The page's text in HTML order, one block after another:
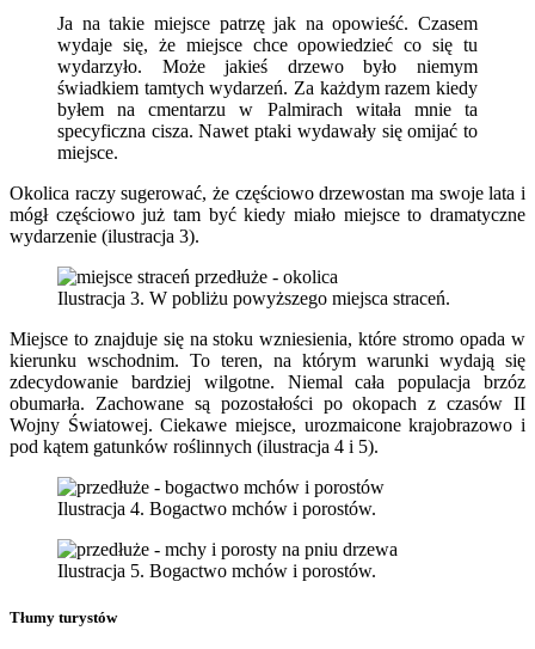
Ja na takie miejsce patrzę jak na opowieść. Czasem
wydaje się, że miejsce chce opowiedzieć co się tu
wydarzyło. Może jakieś drzewo było niemym
świadkiem tamtych wydarzeń. Za każdym razem kiedy
byłem na cmentarzu w Palmirach witała mnie ta
specyficzna cisza. Nawet ptaki wydawały się omijać to
miejsce.
Okolica raczy sugerować, że częściowo drzewostan ma swoje lata i
mógł częściowo już tam być kiedy miało miejsce to dramatyczne
wydarzenie (ilustracja 3).
Ilustracja 3. W pobliżu powyższego miejsca straceń.
Miejsce to znajduje się na stoku wzniesienia, które stromo opada w
kierunku wschodnim. To teren, na którym warunki wydają się
zdecydowanie bardziej wilgotne. Niemal cała populacja brzóz
obumarła. Zachowane są pozostałości po okopach z czasów II
Wojny Światowej. Ciekawe miejsce, urozmaicone krajobrazowo i
pod kątem gatunków roślinnych (ilustracja 4 i 5).
Ilustracja 4. Bogactwo mchów i porostów.
Ilustracja 5. Bogactwo mchów i porostów.
Tłumy turystów